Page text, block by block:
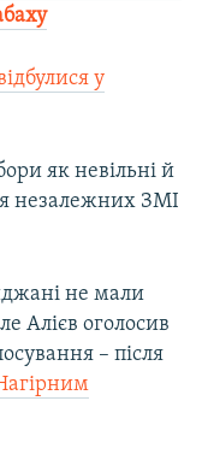
у
як невільні й
незалежних ЗМІ
не мали
Алієв оголосив
– після